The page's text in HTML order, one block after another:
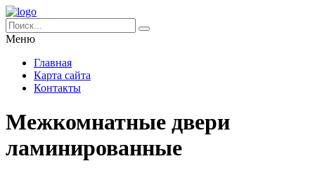
Меню
Главная
Карта сайта
Контакты
Межкомнатные двери
ламинированные